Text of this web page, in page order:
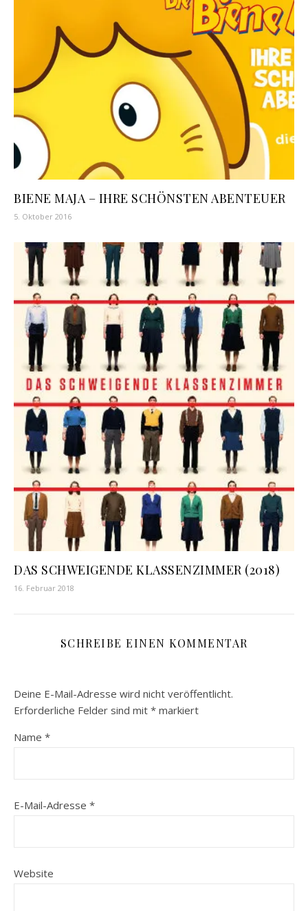
BIENE MAJA – IHRE SCHÖNSTEN ABENTEUER
5. Oktober 2016
DAS SCHWEIGENDE KLASSENZIMMER (2018)
16. Februar 2018
SCHREIBE EINEN KOMMENTAR
Deine E-Mail-Adresse wird nicht veröffentlicht.
Erforderliche Felder sind mit * markiert
Name *
E-Mail-Adresse *
Website